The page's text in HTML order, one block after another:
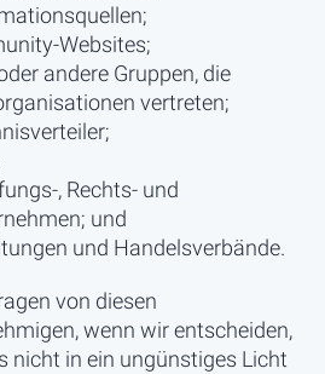
Websites;
andere Gruppen, die
vertreten;
, Rechts- und
und
und Handelsverbände.
von diesen
wenn wir entscheiden,
nicht in ein ungünstiges Licht